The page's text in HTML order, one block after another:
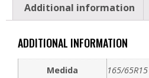
Additional information
ADDITIONAL INFORMATION
Medida
165/65R15